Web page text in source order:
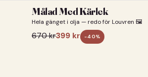
Målad Med Kärlek
Hela gänget i olja — redo för Louvren 🖼️
670kr399 kr -40%